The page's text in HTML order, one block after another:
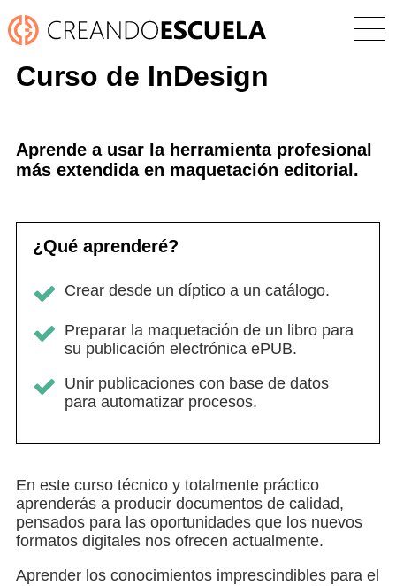
Curso de InDesign
Aprende a usar la herramienta profesional
más extendida en maquetación editorial.
¿Qué aprenderé?
Crear desde un díptico a un catálogo.
Preparar la maquetación de un libro para
su publicación electrónica ePUB.
Unir publicaciones con base de datos
para automatizar procesos.
En este curso técnico y totalmente práctico
aprenderás a producir documentos de calidad,
pensados para las oportunidades que los nuevos
formatos digitales nos ofrecen actualmente.
Aprender los conocimientos imprescindibles para el